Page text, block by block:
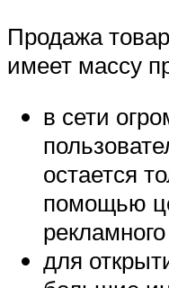
Продажа
имеет массу
в сети
остается
помощью
для